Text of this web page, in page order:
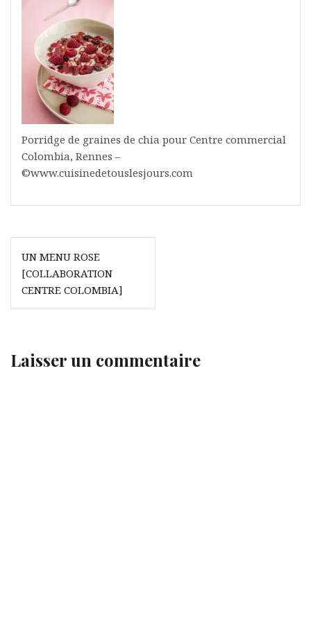
Porridge de graines de chia pour Centre commercial
Colombia, Rennes –
©www.cuisinedetouslesjours.com
Navigation
de
l’article
UN MENU ROSE
[COLLABORATION
CENTRE COLOMBIA]
Laisser un commentaire